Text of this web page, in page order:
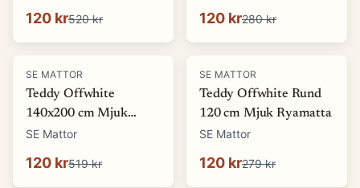
120 kr520 kr 120 kr280 kr
-77 %
SE MATTOR
Teddy Offwhite
140x200 cm Mjuk
Ryamatta
SE Mattor
120 kr519 kr
-57%
SE MATTOR
Teddy Offwhite Rund
120 cm Mjuk Ryamatta
SE Mattor
120 kr279 kr